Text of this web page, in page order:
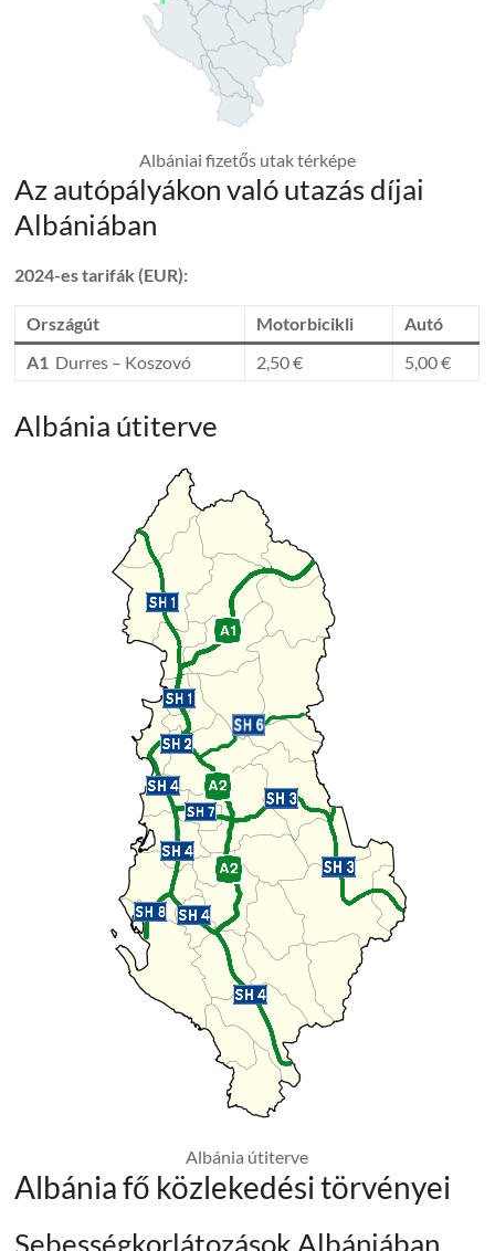
Albániai fizetős utak térképe
Az autópályákon való utazás díjai
Albániában
2024-es tarifák (EUR):
Országút Motorbicikli
Autó
A1 Durres – Koszovó 2,50 € 5,00 €
Albánia útiterve
Albánia útiterve
Albánia fő közlekedési törvényei
Sebességkorlátozások Albániában